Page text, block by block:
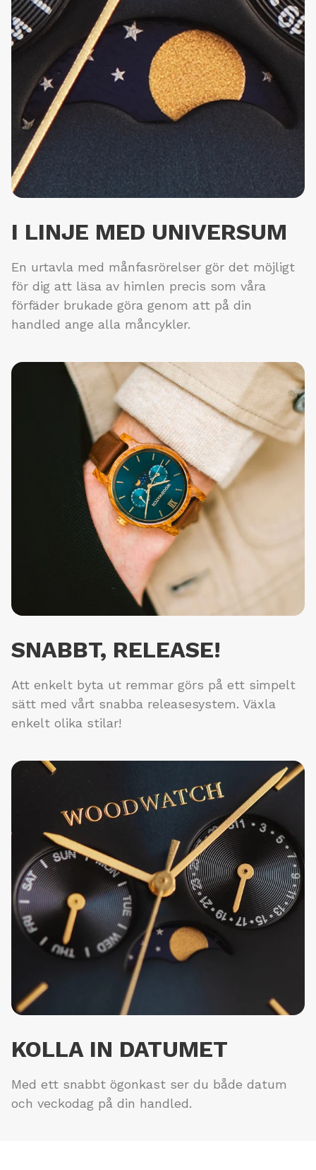
I LINJE MED UNIVERSUM
En urtavla med månfasrörelser gör det möjligt
för dig att läsa av himlen precis som våra
förfäder brukade göra genom att på din
handled ange alla måncykler.
SNABBT, RELEASE!
Att enkelt byta ut remmar görs på ett simpelt
sätt med vårt snabba releasesystem. Växla
enkelt olika stilar!
KOLLA IN DATUMET
Med ett snabbt ögonkast ser du både datum
och veckodag på din handled.